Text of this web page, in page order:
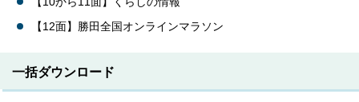
【12面】勝田全国オンラインマラソン
一括ダウンロード